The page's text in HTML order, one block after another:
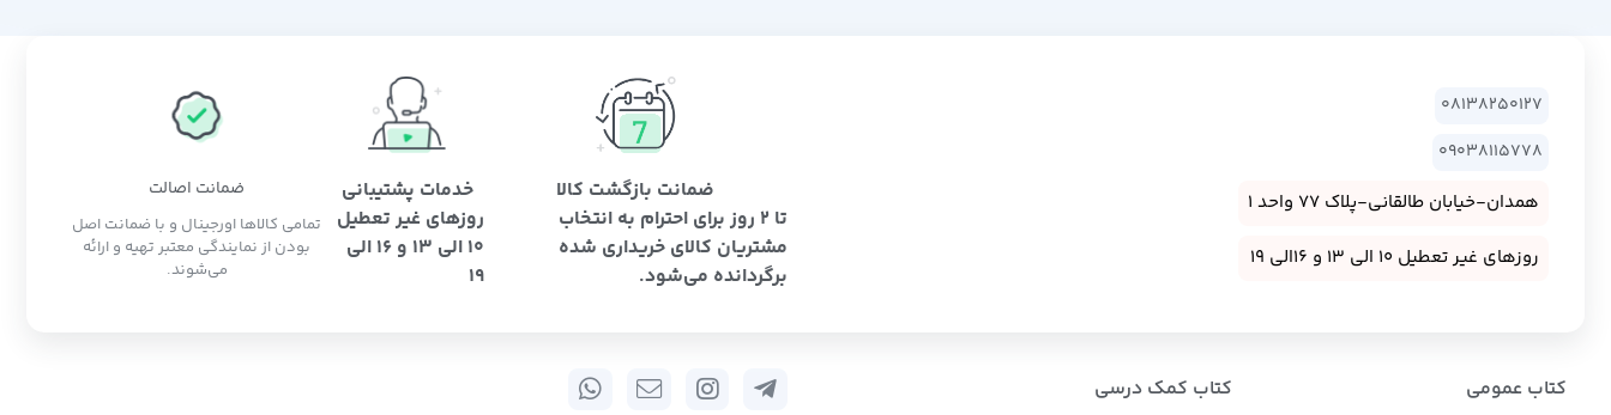
08138250127
09038115778
همدان-خیابان طالقانی-پلاک 77 واحد 1
روزهای غیر تعطیل 10 الی 13 و 16الی 19
ضمانت بازگشت کالا
تا 2 روز برای احترام به انتخاب
مشتریان کالای خریداری شده
برگردانده می‌شود.
خدمات پشتیبانی
روزهای غیر تعطیل
10 الی 13 و 16 الی
19
ضمانت اصالت
تمامی کالاها اورجینال و با ضمانت اصل
بودن از نمایندگی معتبر تهیه و ارائه
می‌شوند.
کتاب عمومی کتاب کمک درسی